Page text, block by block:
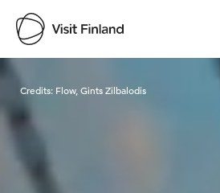
Visit Finland
Credits: Flow, Gints Zilbalodis